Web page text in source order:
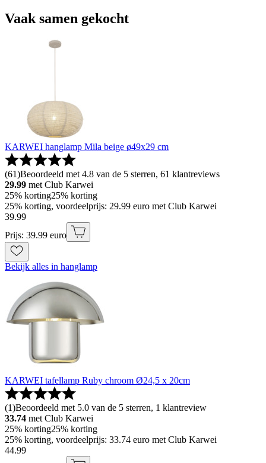
Vaak samen gekocht
KARWEI hanglamp Mila beige ø49x29 cm
(61)Beoordeeld met 4.8 van de 5 sterren, 61 klantreviews
29.99 met Club Karwei
25% korting25% korting
25% korting, voordeelprijs: 29.99 euro met Club Karwei
39.99
Prijs: 39.99 euro
Bekijk alles in hanglamp
KARWEI tafellamp Ruby chroom Ø24,5 x 20cm
(1)Beoordeeld met 5.0 van de 5 sterren, 1 klantreview
33.74 met Club Karwei
25% korting25% korting
25% korting, voordeelprijs: 33.74 euro met Club Karwei
44.99